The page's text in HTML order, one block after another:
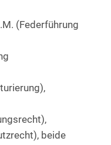
(Federführung
beide